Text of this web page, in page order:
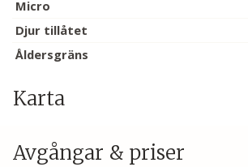
Micro
Djur tillåtet
Åldersgräns
Karta
Avgångar & priser